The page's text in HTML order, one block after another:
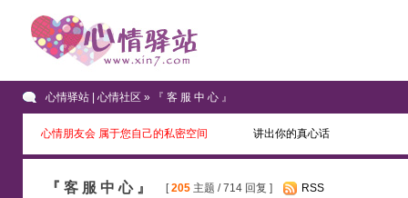
心情驿站 | 心情社区 » 『 客 服 中 心 』
心情朋友会 属于您自己的私密空间 讲出你的真心话
『 客 服 中 心 』 [205主题 / 714 回复 ] RSS